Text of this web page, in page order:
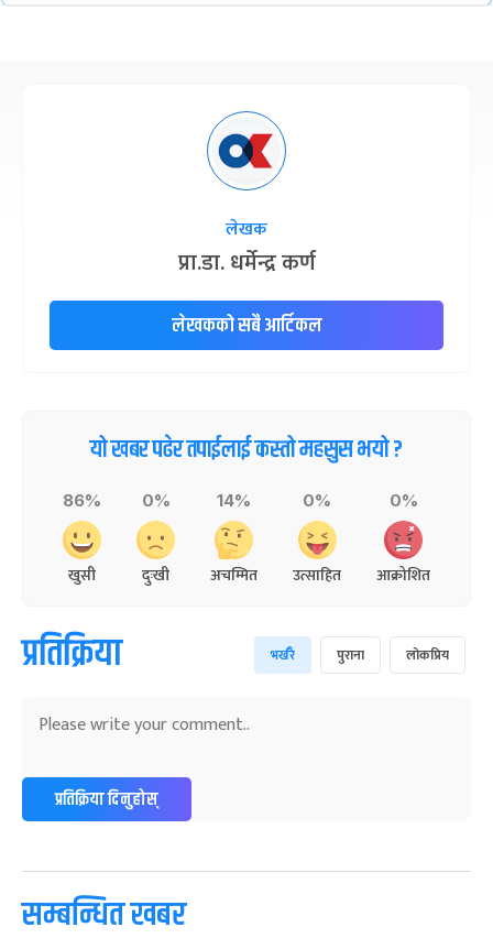
लेखक
प्रा.डा. धर्मेन्द्र कर्ण
लेखकको सबै आर्टिकल
यो खबर पढेर तपाईलाई कस्तो महसुस भयो ?
86%
खुसी
0%
दुःखी
14%
अचम्मित
0%
उत्साहित
0%
आक्रोशित
प्रतिक्रिया भर्खरै पुराना लोकप्रिय
प्रतिक्रिया दिनुहोस्
सम्बन्धित खबर